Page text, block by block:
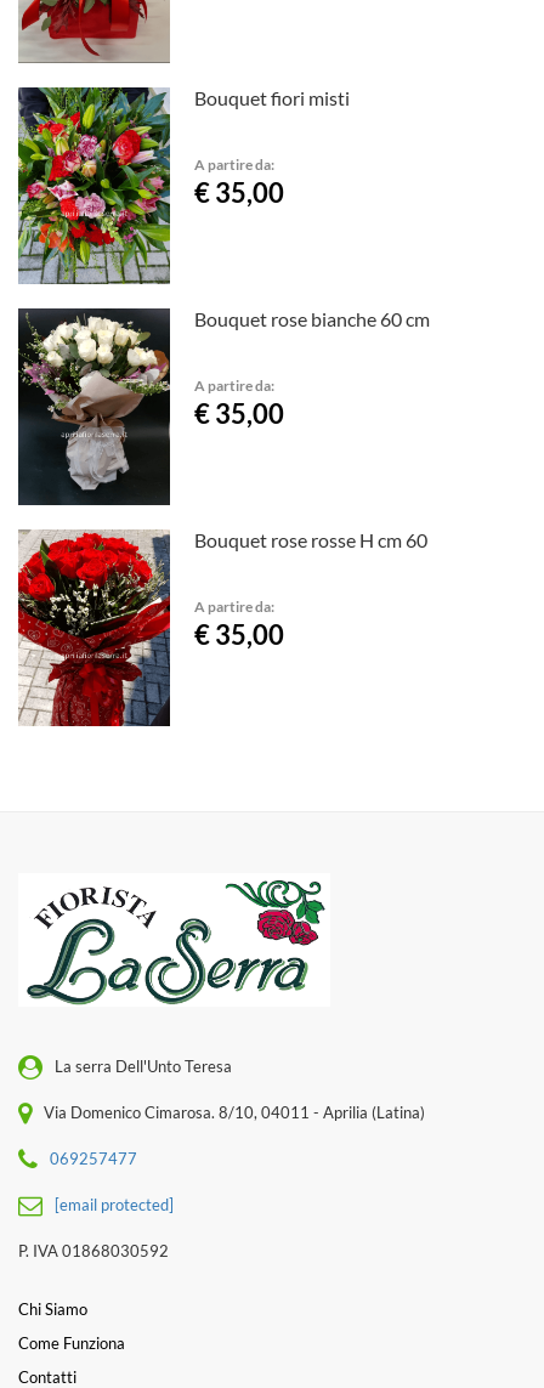
Bouquet fiori misti
A partire da:
€ 35,00
Bouquet rose bianche 60 cm
A partire da:
€ 35,00
Bouquet rose rosse H cm 60
A partire da:
€ 35,00
La serra Dell'Unto Teresa
Via Domenico Cimarosa. 8/10, 04011 - Aprilia (Latina)
069257477
[email protected]
P. IVA 01868030592
Chi Siamo
Come Funziona
Contatti